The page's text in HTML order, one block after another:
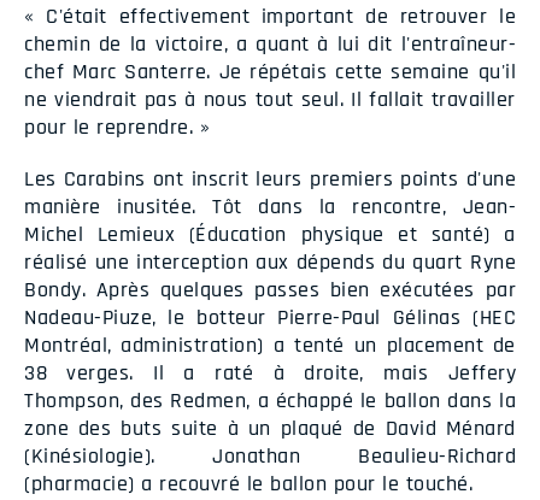
« C'était effectivement important de retrouver le
chemin de la victoire, a quant à lui dit l'entraîneur-
chef Marc Santerre. Je répétais cette semaine qu'il
ne viendrait pas à nous tout seul. Il fallait travailler
pour le reprendre. »
Les Carabins ont inscrit leurs premiers points d'une
manière inusitée. Tôt dans la rencontre, Jean-
Michel Lemieux (Éducation physique et santé) a
réalisé une interception aux dépends du quart Ryne
Bondy. Après quelques passes bien exécutées par
Nadeau-Piuze, le botteur Pierre-Paul Gélinas (HEC
Montréal, administration) a tenté un placement de
38 verges. Il a raté à droite, mais Jeffery
Thompson, des Redmen, a échappé le ballon dans la
zone des buts suite à un plaqué de David Ménard
(Kinésiologie). Jonathan Beaulieu-Richard
(pharmacie) a recouvré le ballon pour le touché.